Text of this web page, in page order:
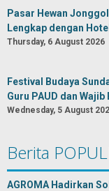
Pasar Hewan
Lengkap dengan
Thursday, 6 August 2026
Festival Budaya
Guru PAUD dan
Wednesday, 5 August
Berita
AGROMA Hadirkan